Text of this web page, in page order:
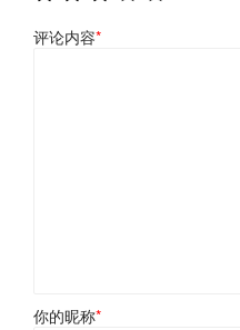
评论内容*
你的昵称*